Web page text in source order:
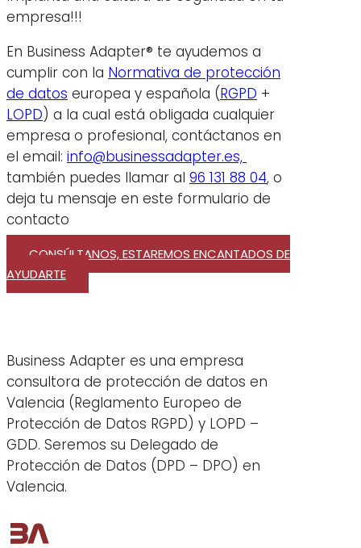
empresa!!!
En Business Adapter® te ayudemos a
cumplir con la Normativa de protección
de datos europea y española (RGPD +
LOPD) a la cual está obligada cualquier
empresa o profesional, contáctanos en
el email: info@businessadapter.es,
también puedes llamar al 96 131 88 04, o
deja tu mensaje en este formulario de
contacto
CONSÚLTANOS, ESTAREMOS ENCANTADOS DE
AYUDARTE
Business Adapter es una empresa
consultora de protección de datos en
Valencia (Reglamento Europeo de
Protección de Datos RGPD) y LOPD –
GDD. Seremos su Delegado de
Protección de Datos (DPD – DPO) en
Valencia.